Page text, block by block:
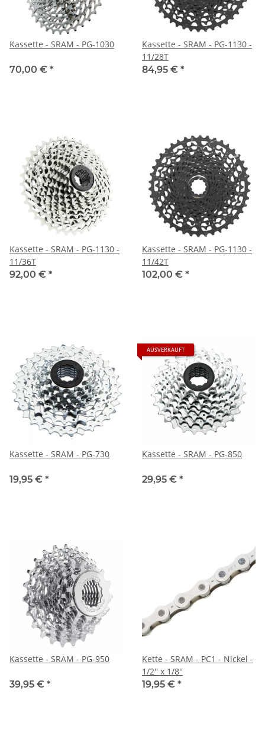
Kassette - SRAM - PG-1030
70,00 € *
Kassette - SRAM - PG-1130 -
11/28T
84,95 € *
Kassette - SRAM - PG-1130 -
11/36T
92,00 € *
Kassette - SRAM - PG-1130 -
11/42T
102,00 € *
Kassette - SRAM - PG-730
19,95 € *
AUSVERKAUFT
Kassette - SRAM - PG-850
29,95 € *
Kassette - SRAM - PG-950
39,95 € *
Kette - SRAM - PC1 - Nickel -
1/2'' x 1/8''
19,95 € *